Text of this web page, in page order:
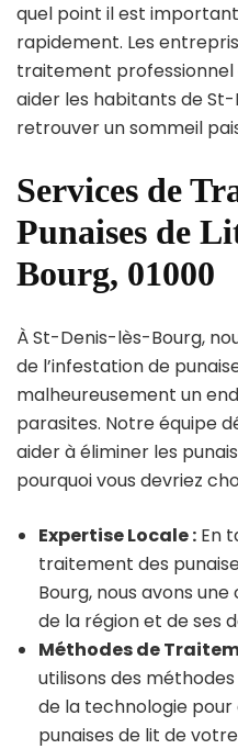
quel point il est
rapidement. Les
traitement professionnel
aider les habitants de
retrouver un sommeil
Services de
Punaises de
Bourg, 01000
À St-Denis-lès-Bourg,
de l’infestation de
malheureusement un
parasites. Notre équipe
aider à éliminer les
pourquoi vous devriez
Expertise Locale : En
traitement des
Bourg, nous avons
de la région et de ses
Méthodes de
utilisons des
de la technologie
punaises de lit de